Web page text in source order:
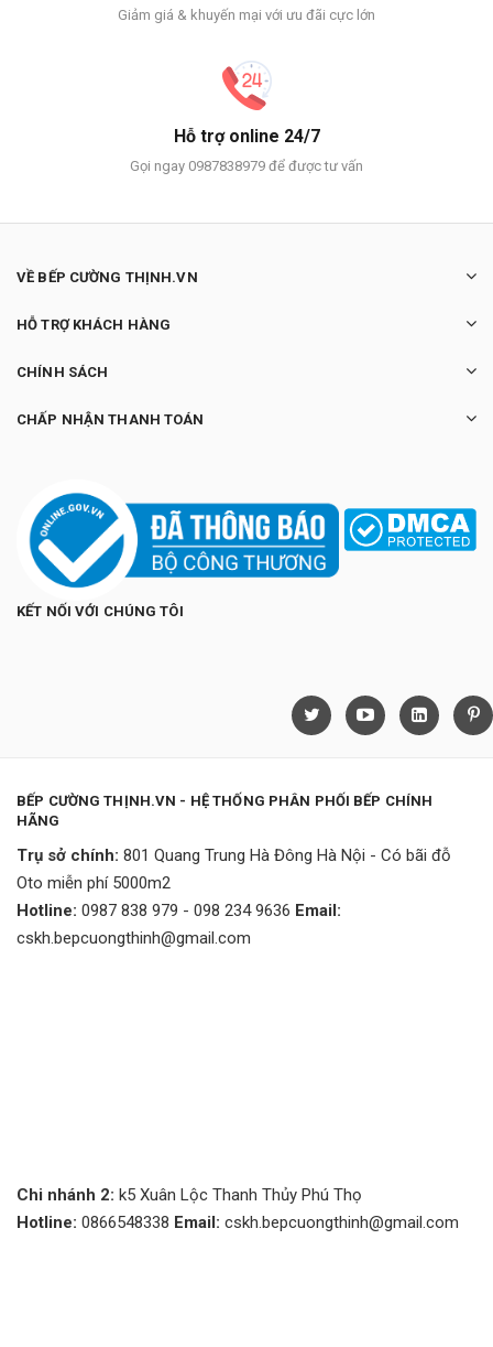
Giảm giá & khuyến mại với ưu đãi cực lớn
Hỗ trợ online 24/7
Gọi ngay 0987838979 để được tư vấn
VỀ BẾP CƯỜNG THỊNH.VN
HỖ TRỢ KHÁCH HÀNG
CHÍNH SÁCH
CHẤP NHẬN THANH TOÁN
KẾT NỐI VỚI CHÚNG TÔI
BẾP CƯỜNG THỊNH.VN - HỆ THỐNG PHÂN PHỐI BẾP CHÍNH
HÃNG
Trụ sở chính: 801 Quang Trung Hà Đông Hà Nội - Có bãi đỗ
Oto miễn phí 5000m2
Hotline: 0987 838 979 - 098 234 9636 Email:
cskh.bepcuongthinh@gmail.com
Chi nhánh 2: k5 Xuân Lộc Thanh Thủy Phú Thọ
Hotline: 0866548338 Email: cskh.bepcuongthinh@gmail.com